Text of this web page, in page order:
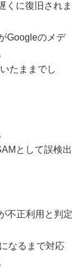
くに復旧されま
Googleのメデ
たままでし
として誤検出
不正利用と判定
なるまで対応